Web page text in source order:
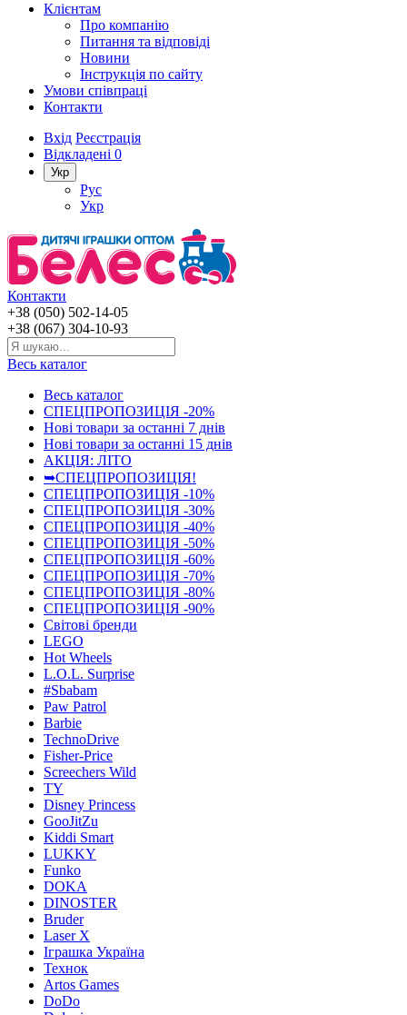
Клієнтам
Про компанію
Питання та відповіді
Новини
Інструкція по сайту
Умови співпраці
Контакти
Вхід Реєстрація
Відкладені 0
Укр
Рус
Укр
Контакти
+38 (050) 502-14-05
+38 (067) 304-10-93
Весь каталог
Весь каталог
СПЕЦПРОПОЗИЦІЯ -20%
Нові товари за останнi 7 днiв
Нові товари за останнi 15 днiв
АКЦІЯ: ЛІТО
➥СПЕЦПРОПОЗИЦІЯ!
СПЕЦПРОПОЗИЦІЯ -10%
СПЕЦПРОПОЗИЦІЯ -30%
СПЕЦПРОПОЗИЦІЯ -40%
СПЕЦПРОПОЗИЦІЯ -50%
СПЕЦПРОПОЗИЦІЯ -60%
СПЕЦПРОПОЗИЦІЯ -70%
СПЕЦПРОПОЗИЦІЯ -80%
СПЕЦПРОПОЗИЦІЯ -90%
Світові бренди
LEGO
Hot Wheels
L.O.L. Surprise
#Sbabam
Paw Patrol
Barbie
TechnoDrive
Fisher-Price
Screechers Wild
TY
Disney Princess
GooJitZu
Kiddi Smart
LUKKY
Funko
DOKA
DINOSTER
Bruder
Laser X
Іграшка Україна
Технок
Artos Games
DoDo